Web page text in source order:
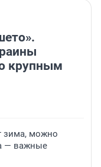
крупным
зима, можно
— важные